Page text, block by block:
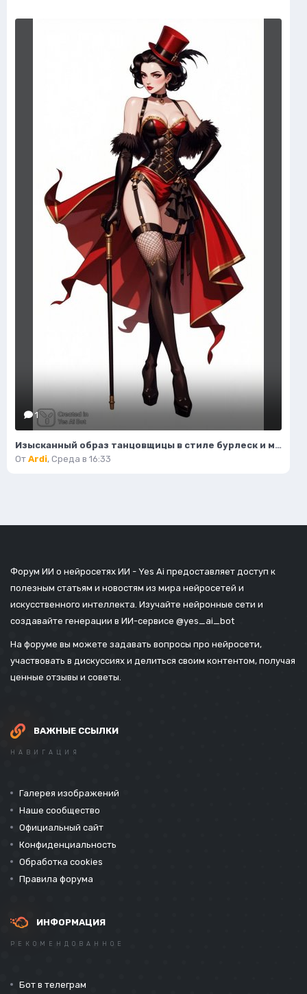
1
Изысканный образ танцовщицы в стиле бурлеск и модной иллюстрации. Нейронная сеть Flux
От Ardi, Среда в 16:33
Форум ИИ о нейросетях ИИ - Yes Ai предоставляет доступ к
полезным статьям и новостям из мира нейросетей и
искусственного интеллекта. Изучайте нейронные сети и
создавайте генерации в ИИ-сервисе @yes_ai_bot
На форуме вы можете задавать вопросы про нейросети,
участвовать в дискуссиях и делиться своим контентом, получая
ценные отзывы и советы.
ВАЖНЫЕ ССЫЛКИ
НАВИГАЦИЯ
Галерея изображений
Наше сообщество
Официальный сайт
Конфиденциальность
Обработка cookies
Правила форума
ИНФОРМАЦИЯ
РЕКОМЕНДОВАННОЕ
Бот в телеграм